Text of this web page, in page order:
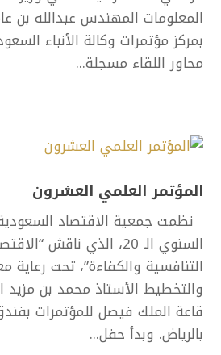
المعلومات المهندس عبدالله بن
بمركز مؤتمرات وكالة الأنباء
محاور اللقاء مسجلة...
المؤتمر العلمي العشرون
نظمت جمعية الاقتصاد
السنوي الـ 20، الذي ناقش
التنافسية والكفاءة”، تحت رعاية
والتخطيط الأستاذ محمد بن مزيد
قاعة الملك فيصل للمؤتمرات بفندق
بالرياض. وبدأ حفل...